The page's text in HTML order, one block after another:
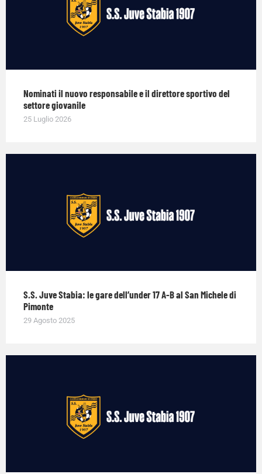
Nominati il nuovo responsabile e il direttore sportivo del
settore giovanile
25 Luglio 2026
S.S. Juve Stabia: le gare dell’under 17 A-B al San Michele di
Pimonte
29 Agosto 2025